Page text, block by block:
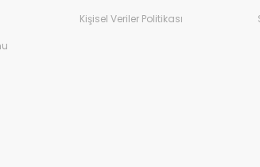
Kişisel Veriler Politikası